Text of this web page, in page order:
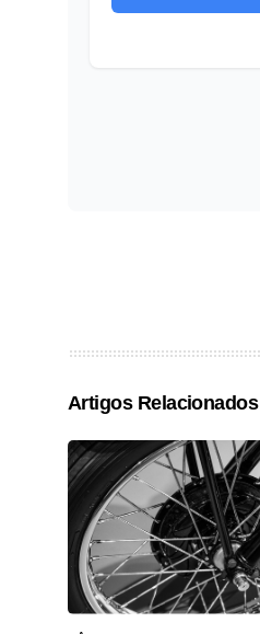
Artigos Relacionados